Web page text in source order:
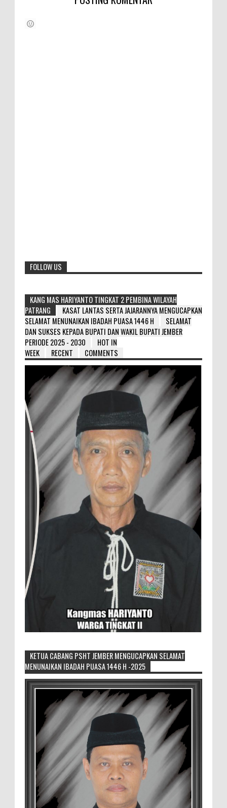
FOLLOW US
KANG MAS HARIYANTO TINGKAT 2 PEMBINA WILAYAH
PATRANG
KASAT LANTAS SERTA JAJARANNYA MENGUCAPKAN
SELAMAT MENUNAIKAN IBADAH PUASA 1446 H
SELAMAT
DAN SUKSES KEPADA BUPATI DAN WAKIL BUPATI JEMBER
PERIODE 2025 - 2030
HOT IN
WEEK
RECENT COMMENTS
Sambut penilaian Akreditasi
RSD.dr.Soebandi Bagikan Sembako Kepada
Warga Sekitar
Suasana ceriah terlihat di raut keluarga
besar RSD.dr.Soebandi Jember saat melakukan kegiatan
rutin senam pagi, setelah senam dilanjutkan pe...
Sikapi Overproduksi Panen Selada, Petani
Muda Hidroponik Ikuti Pelatihan
Manajemen Budidaya dan Tata Kelola
Pasar
Setelah Pelatihan Diwilayah Ambulu Foto Bersama
KETUA CABANG PSHT JEMBER MENGUCAPKAN SELAMAT
MENUNAIKAN IBADAH PUASA 1446 H -2025